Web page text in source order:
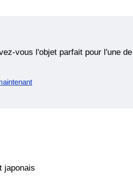
vous l'objet parfait pour l'une
japonais